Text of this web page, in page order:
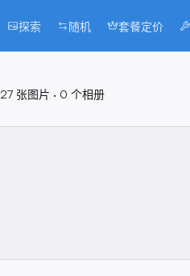
探索 随机 套餐定价
27 张图片 · 0 个相册